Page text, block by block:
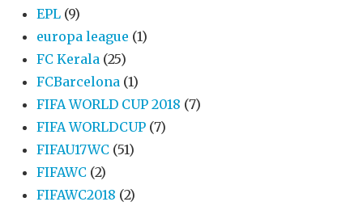
EPL (9)
europa league (1)
FC Kerala (25)
FCBarcelona (1)
FIFA WORLD CUP 2018 (7)
FIFA WORLDCUP (7)
FIFAU17WC (51)
FIFAWC (2)
FIFAWC2018 (2)